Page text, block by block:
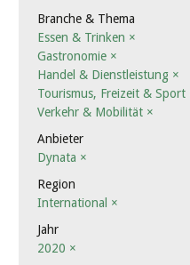
Branche & Thema
Essen & Trinken ×
Gastronomie ×
Handel & Dienstleistung ×
Tourismus, Freizeit & Sport
Verkehr & Mobilität ×
Anbieter
Dynata ×
Region
International ×
Jahr
2020 ×